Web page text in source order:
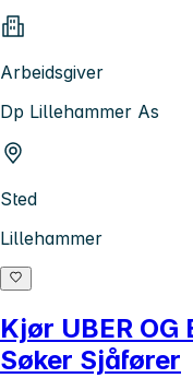
Arbeidsgiver
Dp Lillehammer As
Sted
Lillehammer
Kjør UBER OG
Søker Sjåfører